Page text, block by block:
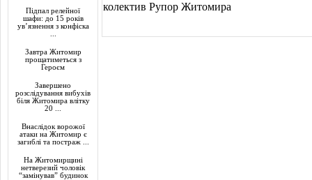
Підпал релейної
шафи: до 15 років
ув’язнення з конфіска
Завтра Житомир
прощатиметься з
Героєм
Завершено
розслідування вибухів
біля Житомира влітку
20 ...
Внаслідок ворожої
атаки на Житомир є
загиблі та постраж ...
На Житомирщині
нетверезий чоловік
“замінував” будинок
колектив Рупор Житомира